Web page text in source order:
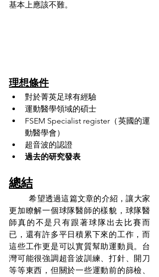
基本上應該不難。
理想條件
對於菁英足球有經驗
運動醫學領域的碩士
FSEM Specialist register（英國的運
動醫學會）
超音波的認證
過去的研究發表
總結
	希望透過這篇文章的介紹，讓大家
更加瞭解一個球隊醫師的樣貌，球隊醫
師真的不是只有跟著球隊出去比賽而
已，還有許多平日積累下來的工作，而
這些工作更是可以實質幫助運動員。台
灣可能很強調超音波訓練、打針、開刀
等等東西，但關於一些運動前的篩檢、